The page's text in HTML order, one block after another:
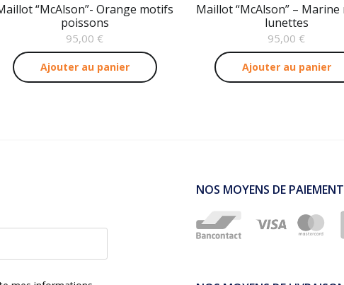
“McAlson”- Orange motifs
poissons
95,00 €
Ajouter au panier
Maillot “McAlson” –
lunettes
95,00 €
Ajouter au panier
NOS MOYENS DE PAIEMENT